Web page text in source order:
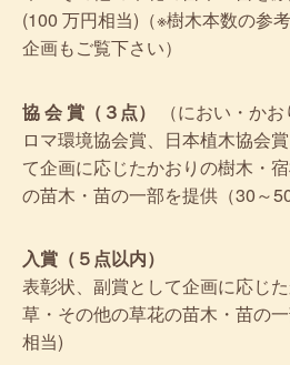
(100 万円相当)（※樹木本数の参
企画もご覧下さい）
協 会 賞（３点）
（におい・か
ロマ環境協会賞、日本植木協会
て企画に応じたかおりの樹木・
の苗木・苗の一部を提供（30～
入賞（５点以内）
表彰状、副賞として企画に応じ
草・その他の草花の苗木・苗の
相当)